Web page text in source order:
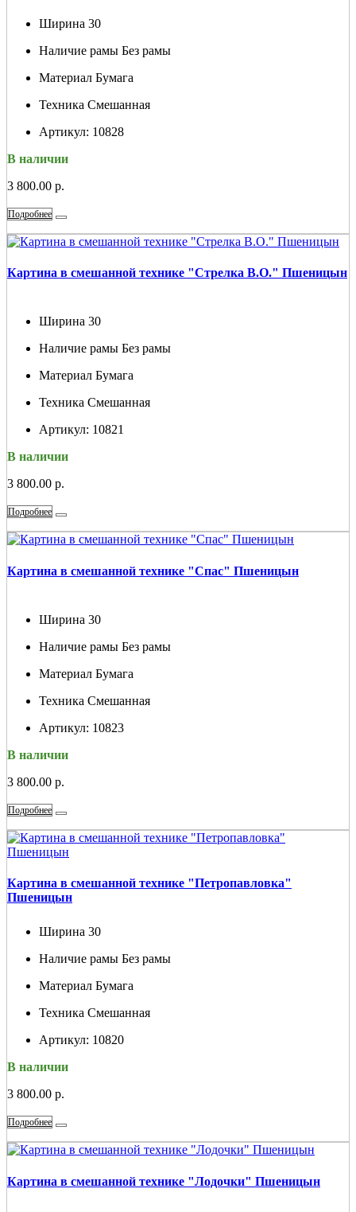
Ширина 30
Наличие рамы Без рамы
Материал Бумага
Техника Смешанная
Артикул: 10828
В наличии
3 800.00 р.
Подробнее
Картина в смешанной технике "Стрелка В.О." Пшеницын
Ширина 30
Наличие рамы Без рамы
Материал Бумага
Техника Смешанная
Артикул: 10821
В наличии
3 800.00 р.
Подробнее
Картина в смешанной технике "Спас" Пшеницын
Ширина 30
Наличие рамы Без рамы
Материал Бумага
Техника Смешанная
Артикул: 10823
В наличии
3 800.00 р.
Подробнее
Картина в смешанной технике "Петропавловка"
Пшеницын
Ширина 30
Наличие рамы Без рамы
Материал Бумага
Техника Смешанная
Артикул: 10820
В наличии
3 800.00 р.
Подробнее
Картина в смешанной технике "Лодочки" Пшеницын